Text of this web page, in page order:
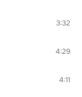
3:32
4:29
4:11